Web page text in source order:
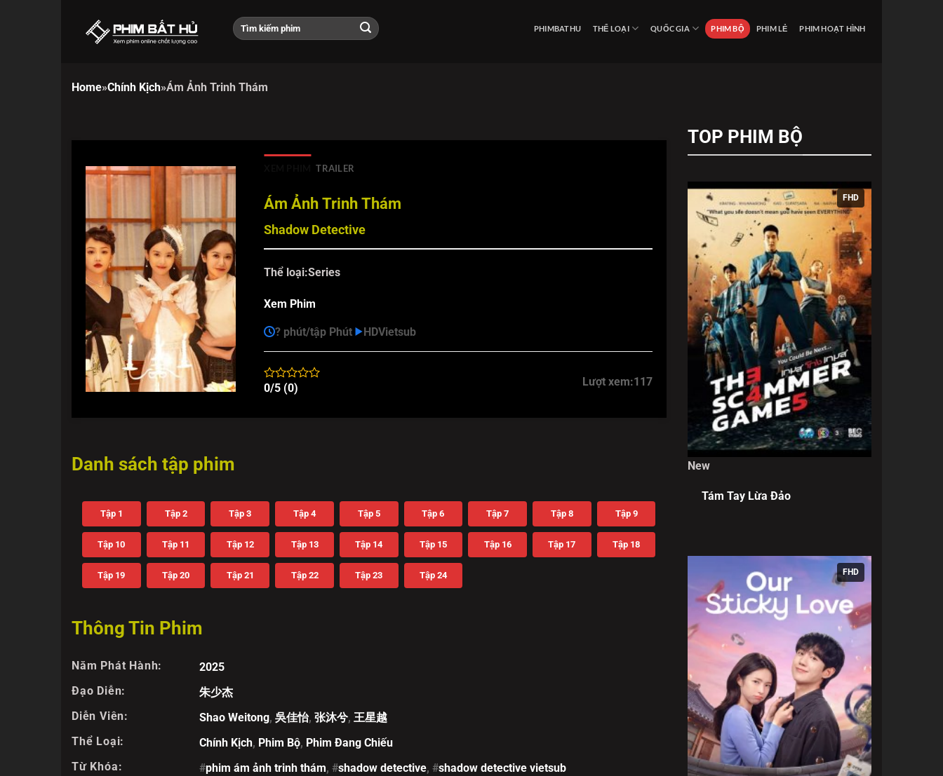
PHIMBATHU THỂ LOẠI QUỐC GIA PHIM BỘ PHIM LẺ PHIM HOẠT HÌNH
Home»Chính Kịch»Ám Ảnh Trinh Thám
TRAILER
Ám Ảnh Trinh Thám
Shadow Detective
Thể loại:Series
Xem Phim
? phút/tập Phút HDVietsub
0/5 (0) Lượt xem:117
Danh sách tập phim
Tập 1 Tập 2 Tập 3 Tập 4 Tập 5 Tập 6 Tập 7 Tập 8 Tập 9
Tập 10 Tập 11 Tập 12 Tập 13 Tập 14 Tập 15 Tập 16 Tập 17 Tập 18
Tập 19 Tập 20 Tập 21 Tập 22 Tập 23 Tập 24
Thông Tin Phim
Năm Phát Hành:
2025
Đạo Diễn:
朱少杰
Diễn Viên:
Shao Weitong, 吳佳怡, 张沐兮, 王星越
Thể Loại:
Chính Kịch, Phim Bộ, Phim Đang Chiếu
Từ Khóa:
#phim ám ảnh trinh thám, #shadow detective, #shadow detective vietsub
TOP PHIM BỘ
FHD
New
Tám Tay Lừa Đảo
FHD